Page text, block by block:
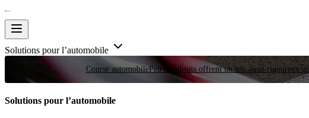
Solutions pour l’automobile
Course automobilePeu d'endroits offrent un test aussi rigoureux
Solutions pour l’automobile